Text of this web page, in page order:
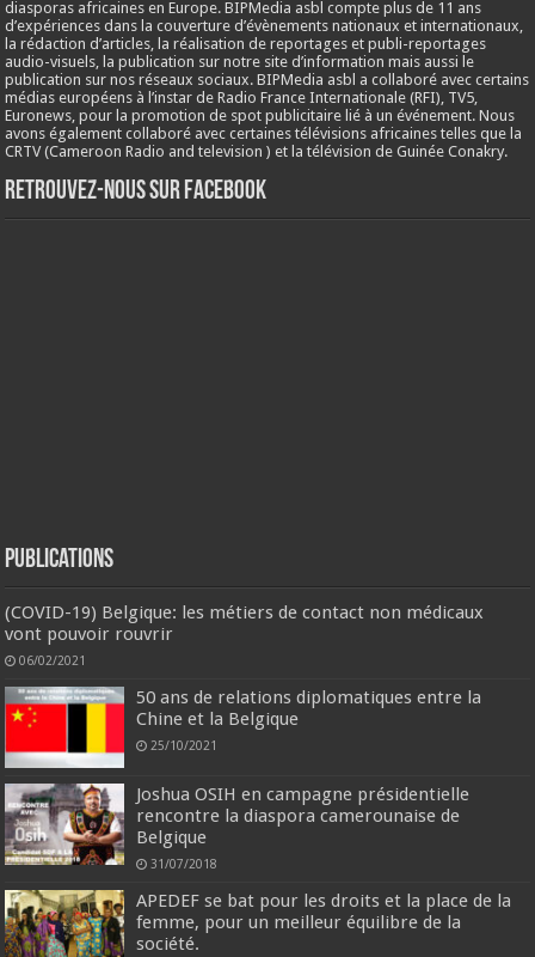
diasporas africaines en Europe. BIPMedia asbl compte plus de 11 ans
d’expériences dans la couverture d’évènements nationaux et internationaux,
la rédaction d’articles, la réalisation de reportages et publi-reportages
audio-visuels, la publication sur notre site d’information mais aussi le
publication sur nos réseaux sociaux. BIPMedia asbl a collaboré avec certains
médias européens à l’instar de Radio France Internationale (RFI), TV5,
Euronews, pour la promotion de spot publicitaire lié à un événement. Nous
avons également collaboré avec certaines télévisions africaines telles que la
CRTV (Cameroon Radio and television ) et la télévision de Guinée Conakry.
Retrouvez-nous sur Facebook
Publications
(COVID-19) Belgique: les métiers de contact non médicaux
vont pouvoir rouvrir
06/02/2021
50 ans de relations diplomatiques entre la
Chine et la Belgique
25/10/2021
Joshua OSIH en campagne présidentielle
rencontre la diaspora camerounaise de
Belgique
31/07/2018
APEDEF se bat pour les droits et la place de la
femme, pour un meilleur équilibre de la
société.